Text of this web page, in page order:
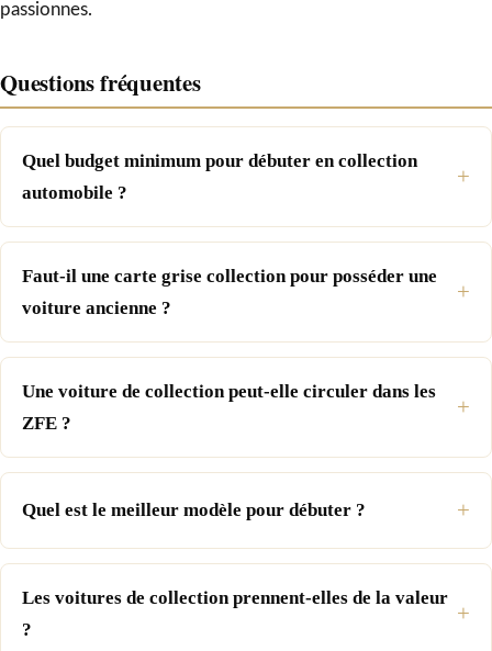
passionnes.
Questions fréquentes
Quel budget minimum pour débuter en collection
automobile ?
Faut-il une carte grise collection pour posséder une
voiture ancienne ?
Une voiture de collection peut-elle circuler dans les
ZFE ?
Quel est le meilleur modèle pour débuter ?
Les voitures de collection prennent-elles de la valeur
?